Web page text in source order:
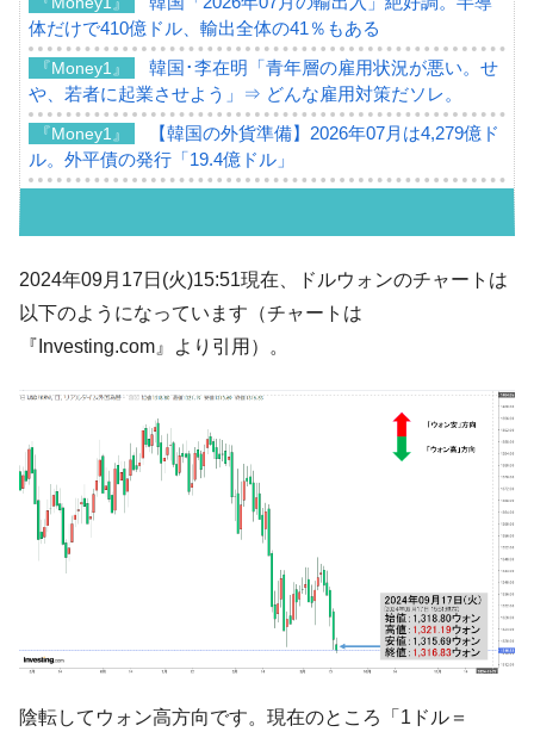
体だけで410億ドル、輸出全体の41％もある
『Money1』
韓国･李在明「青年層の雇用状況が悪い。せ
や、若者に起業させよう」⇒ どんな雇用対策だソレ。
『Money1』
【韓国の外貨準備】2026年07月は4,279億ド
ル。外平債の発行「19.4億ドル」
韓国･李在明さっそく不動産対策で浅薄な発
言。
だ。
『Money1』
『韓国銀行』が「金の保有量を増やしま
す」⇒「金を経由するドル入手」手段ではないのか？
『Money1』
韓国･外為取引量「1日当たり1,214.4億ド
ル」まで拡大 ⇒ 海外資金の動きに強く左右される状態
『Money1』
韓国･帰ってきた李在明。李在明を支持しな
い「50.5％」に上昇
韓国大統領府ボンクラ政策室長が告発され
た ⇒ 国家が行った恐るべき株価操作であり、空前の国政壟
断
動」
2024年09月17日(火)15:51現在、ドルウォンのチャートは
以下のようになっています（チャートは
『Investing.com』より引用）。
陰転してウォン高方向です。現在のところ「1ドル＝